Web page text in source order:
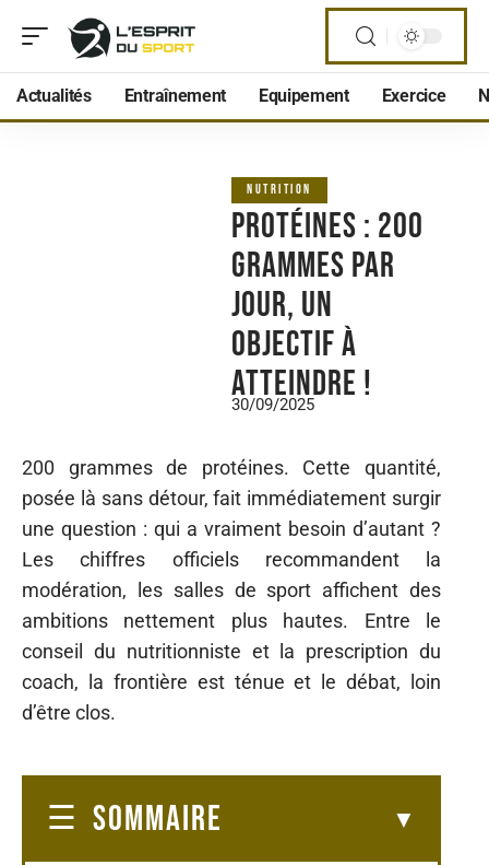
Actualités Entraînement Equipement Exercice
NUTRITION
Protéines : 200
grammes par
jour, un
objectif à
atteindre !
30/09/2025
200 grammes de protéines. Cette quantité,
posée là sans détour, fait immédiatement surgir
une question : qui a vraiment besoin d’autant ?
Les chiffres officiels recommandent la
modération, les salles de sport affichent des
ambitions nettement plus hautes. Entre le
conseil du nutritionniste et la prescription du
coach, la frontière est ténue et le débat, loin
d’être clos.
SOMMAIRE